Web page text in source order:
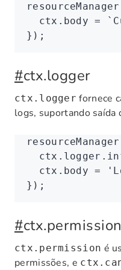
resourceManager
  ctx
.body =
});
#ctx.logger
ctx.logger fornece
logs, suportando
resourceManager
  ctx
. logger
  ctx
.body =
});
#
ctx.permission é
permissões, e